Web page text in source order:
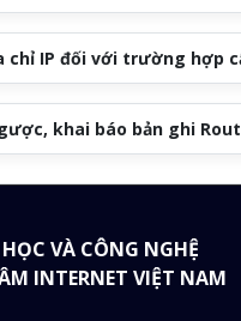
IP đối với trường hợp
khai báo bản ghi
VÀ CÔNG NGHỆ
INTERNET VIỆT NAM